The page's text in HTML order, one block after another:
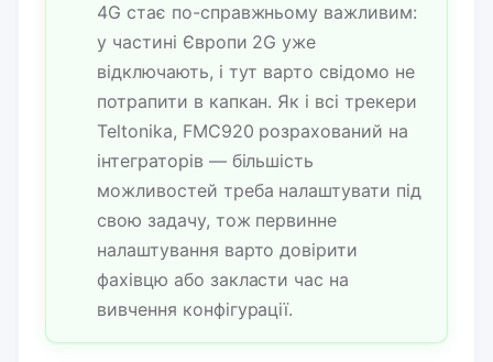
4G стає по-справжньому важливим:
у частині Європи 2G уже
відключають, і тут варто свідомо не
потрапити в капкан. Як і всі трекери
Teltonika, FMC920 розрахований на
інтеграторів — більшість
можливостей треба налаштувати під
свою задачу, тож первинне
налаштування варто довірити
фахівцю або закласти час на
вивчення конфігурації.